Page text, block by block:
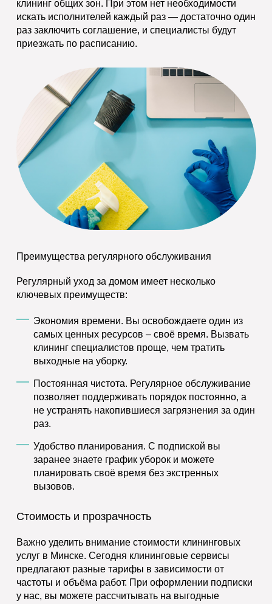
клининг общих зон. При этом нет необходимости
искать исполнителей каждый раз — достаточно один
раз заключить соглашение, и специалисты будут
приезжать по расписанию.
Преимущества регулярного обслуживания
Регулярный уход за домом имеет несколько
ключевых преимуществ:
Экономия времени. Вы освобождаете один из
самых ценных ресурсов – своё время. Вызвать
клининг специалистов проще, чем тратить
выходные на уборку.
Постоянная чистота. Регулярное обслуживание
позволяет поддерживать порядок постоянно, а
не устранять накопившиеся загрязнения за один
раз.
Удобство планирования. С подпиской вы
заранее знаете график уборок и можете
планировать своё время без экстренных
вызовов.
Стоимость и прозрачность
Важно уделить внимание стоимости клининговых
услуг в Минске. Сегодня клининговые сервисы
предлагают разные тарифы в зависимости от
частоты и объёма работ. При оформлении подписки
у нас, вы можете рассчитывать на выгодные